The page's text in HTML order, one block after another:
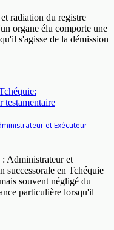
radiation du registre
organe élu comporte une
s'agisse de la démission
et Exécuteur
: Administrateur et
successorale en Tchéquie
souvent négligé du
particulière lorsqu'il